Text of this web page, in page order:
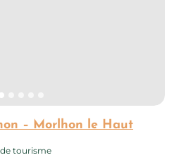
– Morlhon le Haut
tourisme